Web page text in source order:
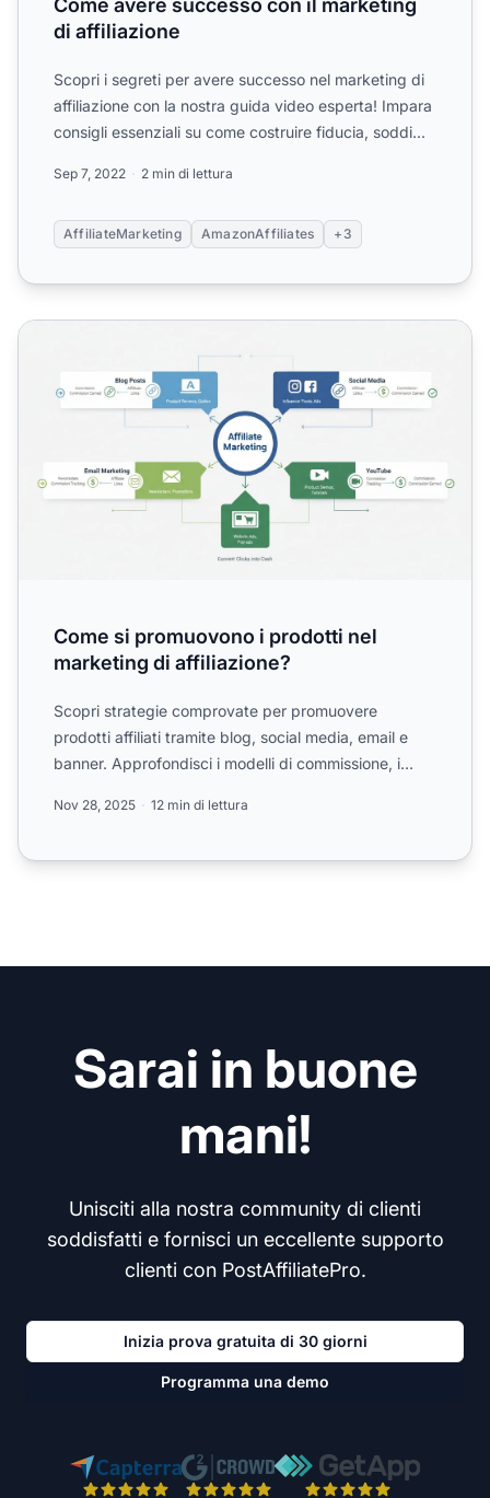
Come avere successo con il marketing
di affiliazione
Scopri i segreti per avere successo nel marketing di
affiliazione con la nostra guida video esperta! Impara
consigli essenziali su come costruire fiducia, soddi...
Sep 7, 2022 2 min di lettura
AffiliateMarketing AmazonAffiliates +3
Come si promuovono i prodotti nel marketing di
Come si promuovono i prodotti nel
marketing di affiliazione?
Scopri strategie comprovate per promuovere
prodotti affiliati tramite blog, social media, email e
banner. Approfondisci i modelli di commissione, i
Nov 28, 2025 12 min di lettura
Sarai in buone
mani!
Unisciti alla nostra community di clienti
soddisfatti e fornisci un eccellente supporto
clienti con PostAffiliatePro.
Inizia prova gratuita di 30 giorni
Programma una demo